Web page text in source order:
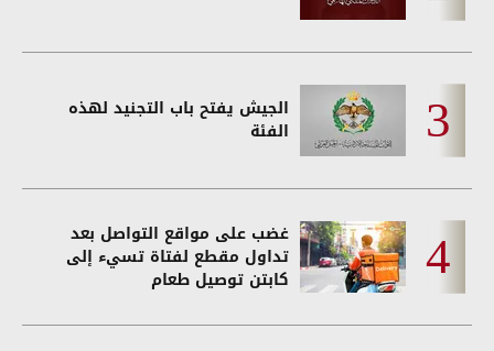
الجيش يفتح باب التجنيد لهذه
الفئة
غضب على مواقع التواصل بعد
تداول مقطع لفتاة تسيء إلى
كابتن توصيل طعام